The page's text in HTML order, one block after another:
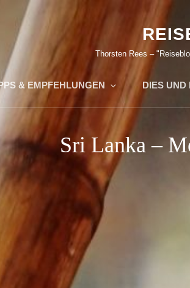
Thorsten Rees –
& EMPFEHLUNGEN DIES UND
Sri Lanka –